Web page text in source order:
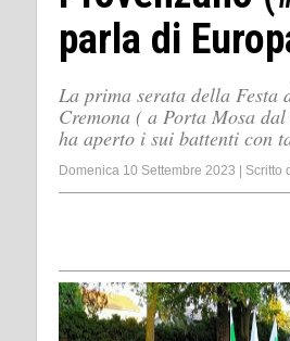
parla di
La prima serata della Festa
Cremona ( a Porta Mosa
ha aperto i sui battenti con
Domenica 10 Settembre 2023 Scritto